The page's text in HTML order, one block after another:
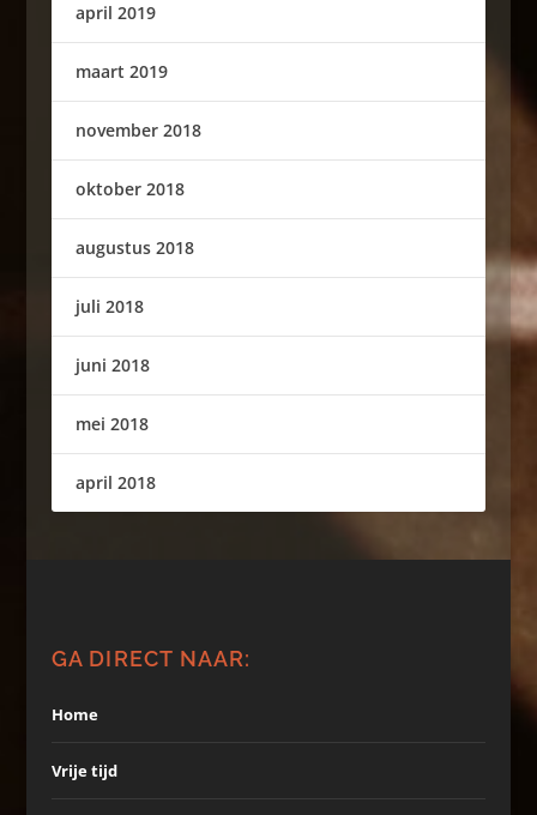
april 2019
maart 2019
november 2018
oktober 2018
augustus 2018
juli 2018
juni 2018
mei 2018
april 2018
GA DIRECT NAAR:
Home
Vrije tijd